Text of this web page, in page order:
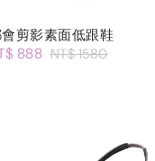
剪影素面低跟鞋
888 NT$ 1580